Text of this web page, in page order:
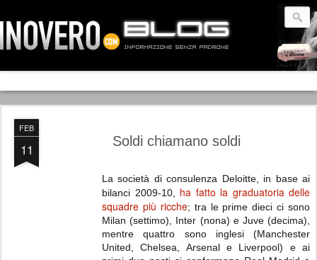
FEB
11 Soldi chiamano soldi
La società di consulenza Deloitte, in base ai
bilanci 2009-10, ha fatto la graduatoria delle
squadre più ricche; tra le prime dieci ci sono
Milan (settimo), Inter (nona) e Juve (decima),
mentre quattro sono inglesi (Manchester
United, Chelsea, Arsenal e Liverpool) e ai